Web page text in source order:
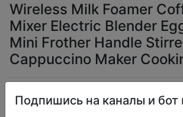
Wireless Milk Foamer
Mixer Electric Blender
Mini Frother Handle
Cappuccino Maker
$2.47
Подпишись на каналы и бот